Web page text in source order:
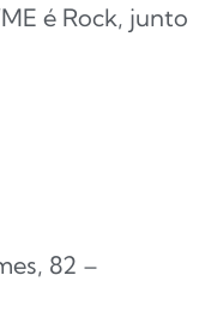
é Rock, junto
82 –